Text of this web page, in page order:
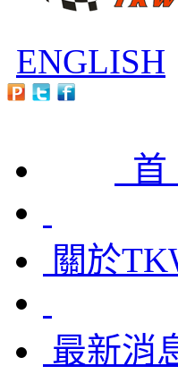
ENGLISH
關於
最新消